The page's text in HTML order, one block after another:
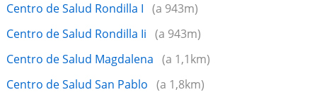
Centro de Salud Rondilla I (a 943m)
Centro de Salud Rondilla Ii (a 943m)
Centro de Salud Magdalena (a 1,1km)
Centro de Salud San Pablo (a 1,8km)